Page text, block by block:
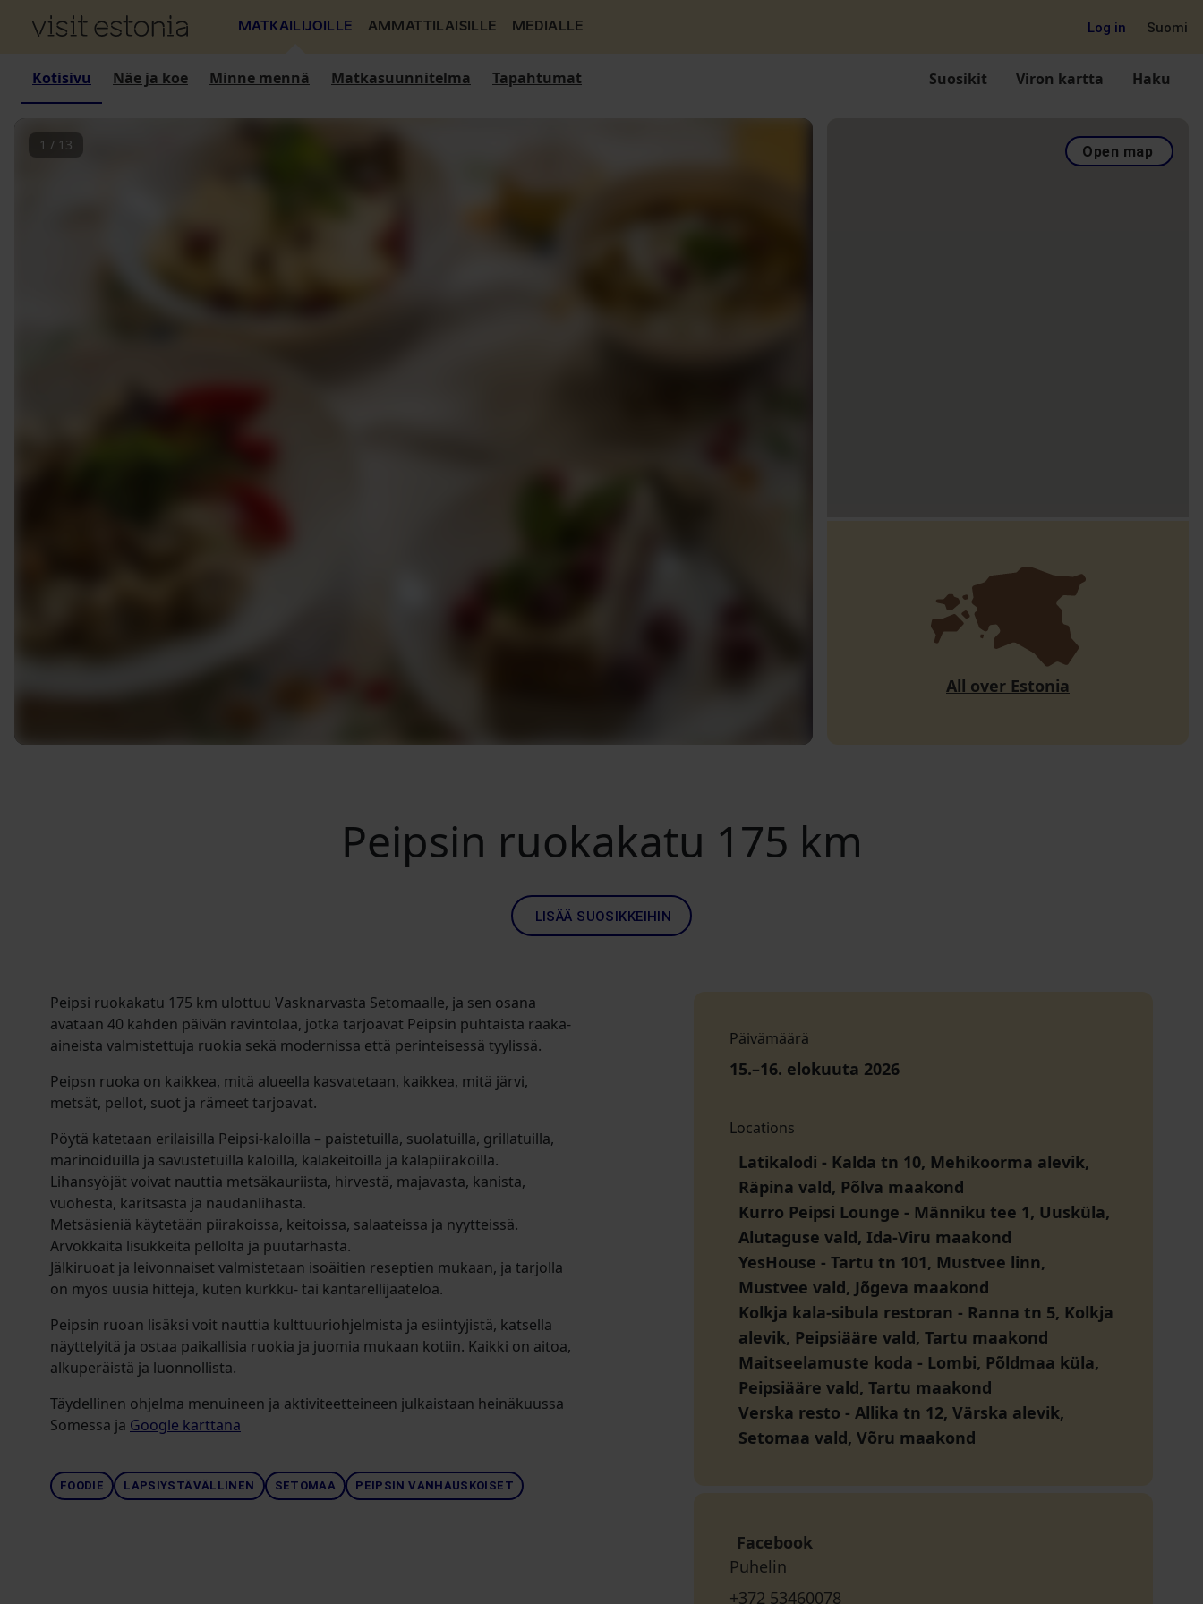
MATKAILIJOILLE AMMATTILAISILLE MEDIALLE Log in Suomi
Kotisivu Näe ja koe Minne mennä Matkasuunnitelma Tapahtumat Suosikit Viron kartta Haku
1 / 13 Open map
All over Estonia
Peipsin ruokakatu 175 km
LISÄÄ SUOSIKKEIHIN
Peipsi ruokakatu 175 km ulottuu Vasknarvasta Setomaalle, ja sen osana
avataan 40 kahden päivän ravintolaa, jotka tarjoavat Peipsin puhtaista raaka-
aineista valmistettuja ruokia sekä modernissa että perinteisessä tyylissä.
Peipsn ruoka on kaikkea, mitä alueella kasvatetaan, kaikkea, mitä järvi,
metsät, pellot, suot ja rämeet tarjoavat.
Pöytä katetaan erilaisilla Peipsi-kaloilla – paistetuilla, suolatuilla, grillatuilla,
marinoiduilla ja savustetuilla kaloilla, kalakeitoilla ja kalapiirakoilla.
Lihansyöjät voivat nauttia metsäkauriista, hirvestä, majavasta, kanista,
vuohesta, karitsasta ja naudanlihasta.
Metsäsieniä käytetään piirakoissa, keitoissa, salaateissa ja nyytteissä.
Arvokkaita lisukkeita pellolta ja puutarhasta.
Jälkiruoat ja leivonnaiset valmistetaan isoäitien reseptien mukaan, ja tarjolla
on myös uusia hittejä, kuten kurkku- tai kantarellijäätelöä.
Peipsin ruoan lisäksi voit nauttia kulttuuriohjelmista ja esiintyjistä, katsella
näyttelyitä ja ostaa paikallisia ruokia ja juomia mukaan kotiin. Kaikki on aitoa,
alkuperäistä ja luonnollista.
Täydellinen ohjelma menuineen ja aktiviteetteineen julkaistaan heinäkuussa
Somessa ja Google karttana
FOODIE LAPSIYSTÄVÄLLINEN SETOMAA PEIPSIN VANHAUSKOISET
Päivämäärä
15.–16. elokuuta 2026
Locations
Latikalodi - Kalda tn 10, Mehikoorma alevik,
Räpina vald, Põlva maakond
Kurro Peipsi Lounge - Männiku tee 1, Uusküla,
Alutaguse vald, Ida-Viru maakond
YesHouse - Tartu tn 101, Mustvee linn,
Mustvee vald, Jõgeva maakond
Kolkja kala-sibula restoran - Ranna tn 5, Kolkja
alevik, Peipsiääre vald, Tartu maakond
Maitseelamuste koda - Lombi, Põldmaa küla,
Peipsiääre vald, Tartu maakond
Verska resto - Allika tn 12, Värska alevik,
Setomaa vald, Võru maakond
Facebook
Puhelin
+372 53460078